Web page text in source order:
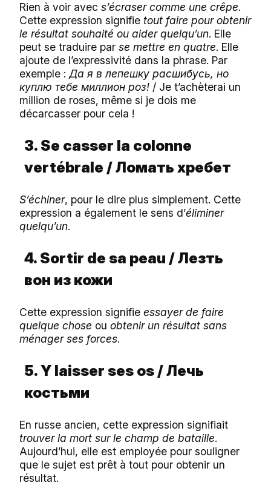
Rien à voir avec s’écraser comme une crêpe.
Cette expression signifie tout faire pour obtenir
le résultat souhaité ou aider quelqu’un. Elle
peut se traduire par se mettre en quatre. Elle
ajoute de l’expressivité dans la phrase. Par
exemple : Да я в лепешку расшибусь, но
куплю тебе миллион роз! / Je t’achèterai un
million de roses, même si je dois me
décarcasser pour cela !
3. Se casser la colonne
vertébrale /Ломать хребет
S’échiner, pour le dire plus simplement. Cette
expression a également le sens d’éliminer
quelqu’un.
4. Sortir de sa peau /Лезть
вон из кожи
Cette expression signifie essayer de faire
quelque chose ou obtenir un résultat sans
ménager ses forces.
5. Y laisser ses os /Лечь
костьми
En russe ancien, cette expression signifiait
trouver la mort sur le champ de bataille.
Aujourd’hui, elle est employée pour souligner
que le sujet est prêt à tout pour obtenir un
résultat.